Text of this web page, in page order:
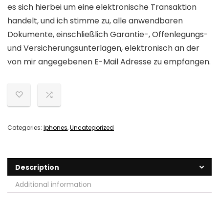
es sich hierbei um eine elektronische Transaktion
handelt, und ich stimme zu, alle anwendbaren
Dokumente, einschließlich Garantie-, Offenlegungs-
und Versicherungsunterlagen, elektronisch an der
von mir angegebenen E-Mail Adresse zu empfangen.
Categories: Iphones,Uncategorized
Description
Additional information